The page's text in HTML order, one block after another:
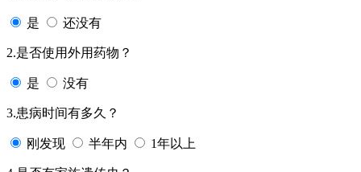
是 还没有
2.是否使用外用药物？
是 没有
3.患病时间有多久？
刚发现 半年内 1年以上